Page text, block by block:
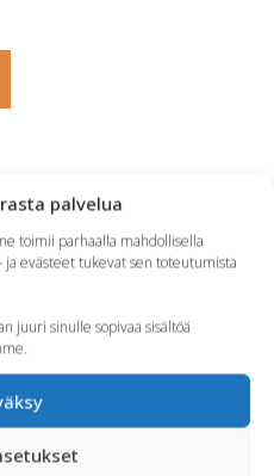
palvelua
toimii parhaalla mahdollisella
evästeet tukevat sen toteutumista
juuri sinulle sopivaa sisältöä
MEITÄ
TikTok